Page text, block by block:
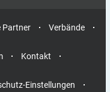
Partner Verbände
Kontakt
Einstellungen